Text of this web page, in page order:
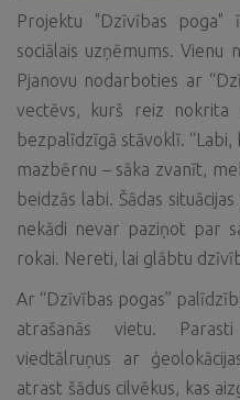
Projektu "Dzīvības poga"
sociālais uzņēmums.
Pjanovu nodarboties ar
vectēvs, kurš reiz nokrita
bezpalīdzīgā stāvoklī.
mazbērnu – sāka zvanīt,
beidzās labi. Šādas
nekādi nevar paziņot par
rokai. Nereti, lai glābtu
Ar “Dzīvības pogas”
atrašanās vietu.
viedtālruņus ar
atrast šādus cilvēkus, kas